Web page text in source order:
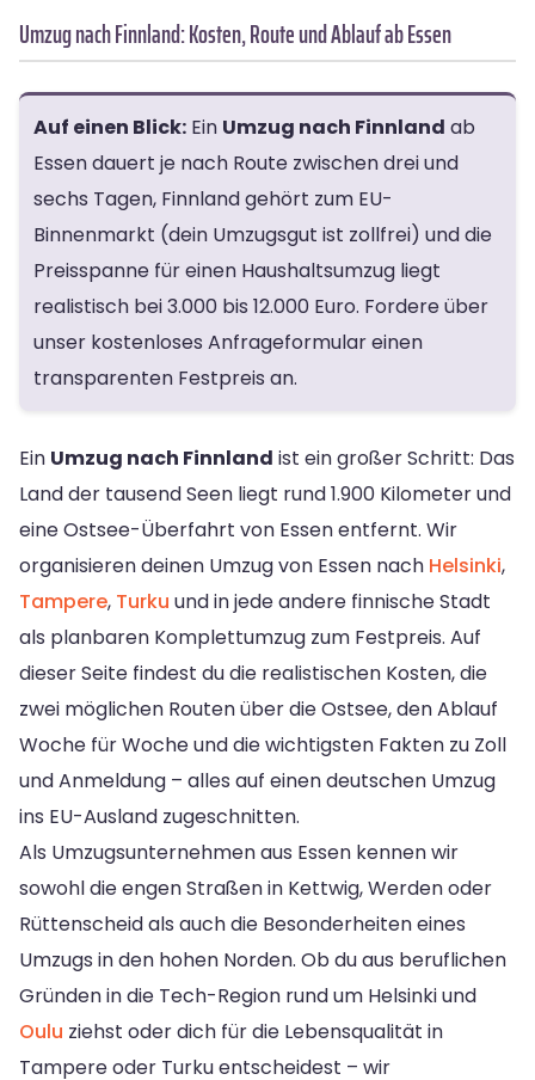
Umzug nach Finnland: Kosten, Route und Ablauf ab Essen
Auf einen Blick: Ein Umzug nach Finnland ab
Essen dauert je nach Route zwischen drei und
sechs Tagen, Finnland gehört zum EU-
Binnenmarkt (dein Umzugsgut ist zollfrei) und die
Preisspanne für einen Haushaltsumzug liegt
realistisch bei 3.000 bis 12.000 Euro. Fordere über
unser kostenloses Anfrageformular einen
transparenten Festpreis an.
Ein Umzug nach Finnland ist ein großer Schritt: Das
Land der tausend Seen liegt rund 1.900 Kilometer und
eine Ostsee-Überfahrt von Essen entfernt. Wir
organisieren deinen Umzug von Essen nach Helsinki,
Tampere, Turku und in jede andere finnische Stadt
als planbaren Komplettumzug zum Festpreis. Auf
dieser Seite findest du die realistischen Kosten, die
zwei möglichen Routen über die Ostsee, den Ablauf
Woche für Woche und die wichtigsten Fakten zu Zoll
und Anmeldung – alles auf einen deutschen Umzug
ins EU-Ausland zugeschnitten.
Als Umzugsunternehmen aus Essen kennen wir
sowohl die engen Straßen in Kettwig, Werden oder
Rüttenscheid als auch die Besonderheiten eines
Umzugs in den hohen Norden. Ob du aus beruflichen
Gründen in die Tech-Region rund um Helsinki und
Oulu ziehst oder dich für die Lebensqualität in
Tampere oder Turku entscheidest – wir